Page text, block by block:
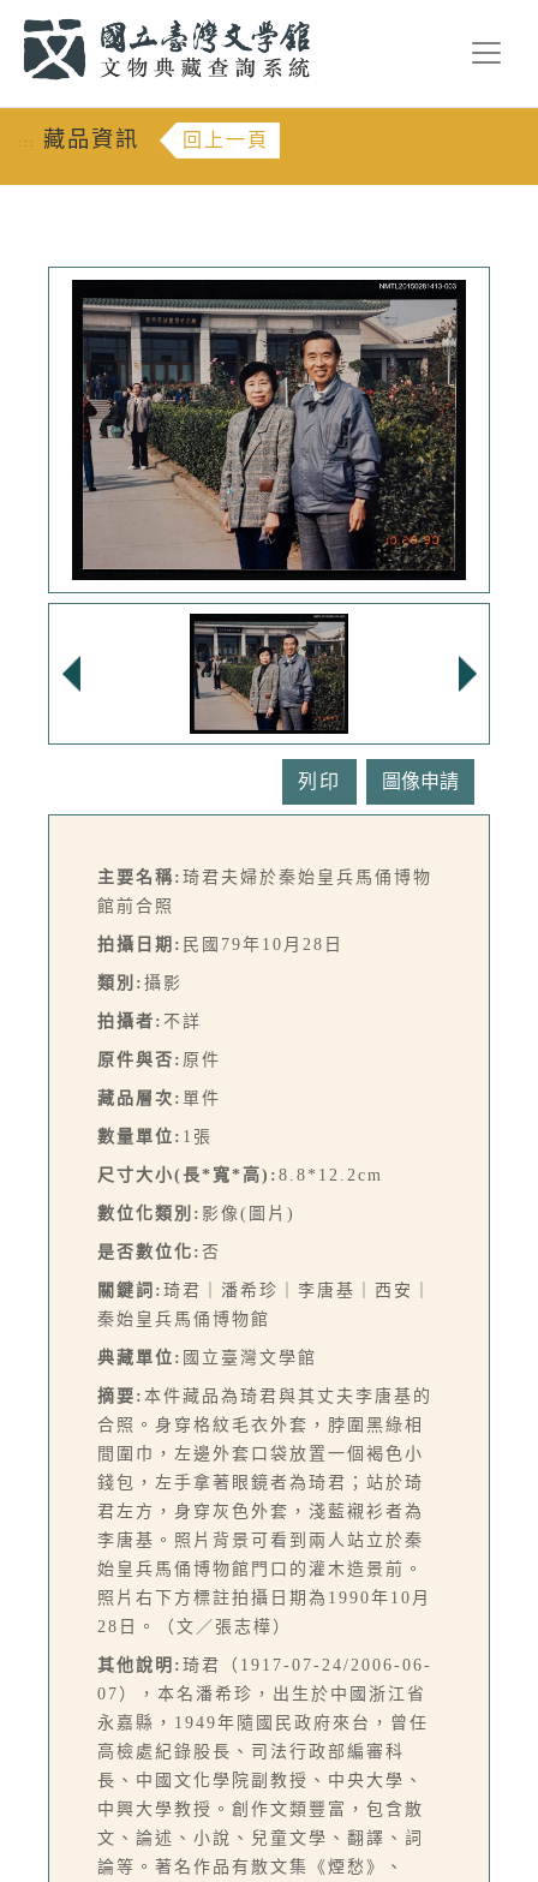
::: 藏品資訊 回上一頁
列印
主要名稱: 琦君夫婦於秦始皇兵馬俑博物
館前合照
拍攝日期: 民國79年10月28日
類別: 攝影
拍攝者: 不詳
原件與否: 原件
藏品層次: 單件
數量單位: 1張
尺寸大小(長*寬*高): 8.8*12.2cm
數位化類別: 影像(圖片)
是否數位化: 否
關鍵詞: 琦君｜潘希珍｜李唐基｜西安｜
秦始皇兵馬俑博物館
典藏單位: 國立臺灣文學館
摘要: 本件藏品為琦君與其丈夫李唐基的
合照。身穿格紋毛衣外套，脖圍黑綠相
間圍巾，左邊外套口袋放置一個褐色小
錢包，左手拿著眼鏡者為琦君；站於琦
君左方，身穿灰色外套，淺藍襯衫者為
李唐基。照片背景可看到兩人站立於秦
始皇兵馬俑博物館門口的灌木造景前。
照片右下方標註拍攝日期為1990年10月
28日。（文／張志樺）
其他說明: 琦君（1917-07-24/2006-06-
07），本名潘希珍，出生於中國浙江省
永嘉縣，1949年隨國民政府來台，曾任
高檢處紀錄股長、司法行政部編審科
長、中國文化學院副教授、中央大學、
中興大學教授。創作文類豐富，包含散
文、論述、小說、兒童文學、翻譯、詞
論等。著名作品有散文集《煙愁》、